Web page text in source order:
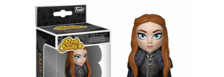
hvězdiček.